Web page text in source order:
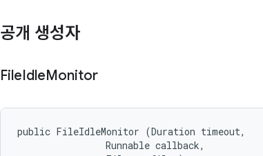
공개 생성자
FileIdleMonitor
public FileIdleMonitor (Duration timeout,
                Runnable callback,